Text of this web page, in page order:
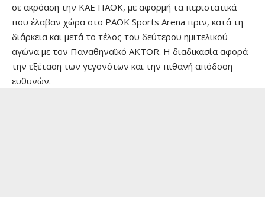
σε ακρόαση την ΚΑΕ ΠΑΟΚ, με αφορμή τα περιστατικά
που έλαβαν χώρα στο PAOK Sports Arena πριν, κατά τη
διάρκεια και μετά το τέλος του δεύτερου ημιτελικού
αγώνα με τον Παναθηναϊκό AKTOR. Η διαδικασία αφορά
την εξέταση των γεγονότων και την πιθανή απόδοση
ευθυνών.